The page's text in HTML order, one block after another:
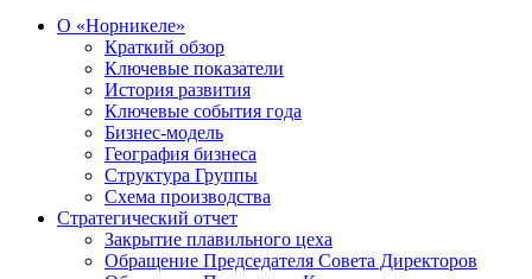
О «Норникеле»
Краткий обзор
Ключевые показатели
История развития
Ключевые события года
Бизнес-модель
География бизнеса
Структура Группы
Схема производства
Стратегический отчет
Закрытие плавильного цеха
Обращение Председателя Совета Директоров